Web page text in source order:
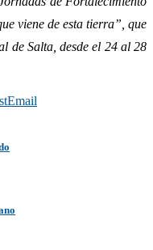
viene de esta tierra”, que
de Salta, desde el 24 al 28
Email